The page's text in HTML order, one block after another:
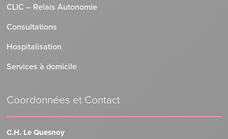
CLIC – Relais Autonomie
Consultations
Hospitalisation
Services à domicile
Coordonnées et Contact
C.H. Le Quesnoy